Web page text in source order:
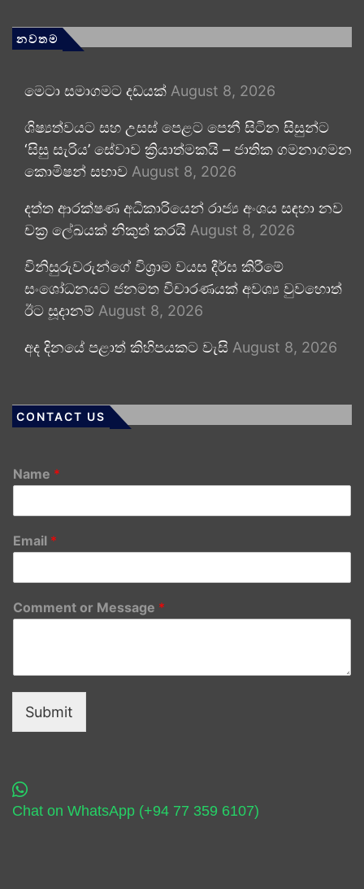
නවතම
මෙටා සමාගමට දඩයක් August 8, 2026
ශිෂ්‍යත්වයට සහ උසස් පෙළට පෙනී සිටින සිසුන්ට
‘සිසු සැරිය’ සේවාව ක්‍රියාත්මකයි – ජාතික ගමනාගමන
කොමිෂන් සභාව August 8, 2026
දත්ත ආරක්ෂණ අධිකාරියෙන් රාජ්‍ය අංශය සඳහා නව
චක්‍ර ලේඛයක් නිකුත් කරයි August 8, 2026
විනිසුරුවරුන්ගේ විශ්‍රාම වයස දීර්ඝ කිරීමේ
සංශෝධනයට ජනමත විචාරණයක් අවශ්‍ය වුවහොත්
ඊට සූදානම් August 8, 2026
අද දිනයේ පළාත් කිහිපයකට වැසි August 8, 2026
CONTACT US
Name *
Email *
Comment or Message *
Submit
Chat on WhatsApp (+94 77 359 6107)